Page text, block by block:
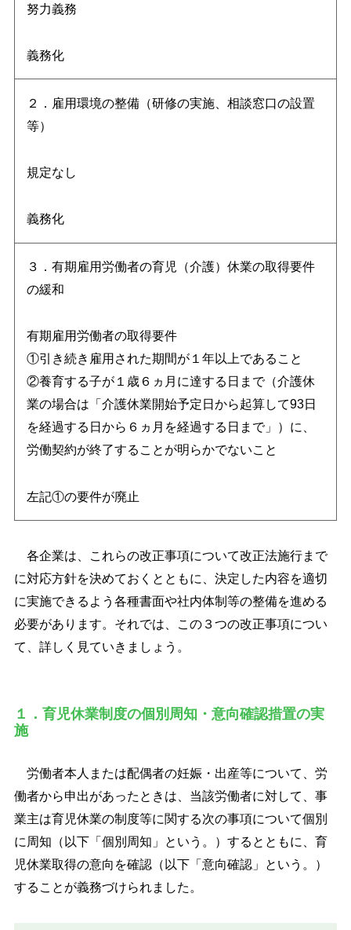
努力義務
義務化
２．雇用環境の整備（研修の実施、相談窓口の設置
等）
規定なし
義務化
３．有期雇用労働者の育児（介護）休業の取得要件
の緩和
有期雇用労働者の取得要件
①引き続き雇用された期間が１年以上であること
②養育する子が１歳６ヵ月に達する日まで（介護休
業の場合は「介護休業開始予定日から起算して93日
を経過する日から６ヵ月を経過する日まで」）に、
労働契約が終了することが明らかでないこと
左記①の要件が廃止
各企業は、これらの改正事項について改正法施行まで
に対応方針を決めておくとともに、決定した内容を適切
に実施できるよう各種書面や社内体制等の整備を進める
必要があります。それでは、この３つの改正事項につい
て、詳しく見ていきましょう。
１．育児休業制度の個別周知・意向確認措置の実
施
労働者本人または配偶者の妊娠・出産等について、労
働者から申出があったときは、当該労働者に対して、事
業主は育児休業の制度等に関する次の事項について個別
に周知（以下「個別周知」という。）するとともに、育
児休業取得の意向を確認（以下「意向確認」という。）
することが義務づけられました。